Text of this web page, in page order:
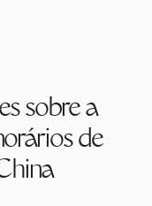
sobre a
de